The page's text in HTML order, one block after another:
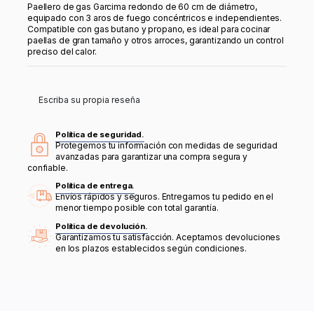
Paellero de gas Garcima redondo de 60 cm de diámetro,
equipado con 3 aros de fuego concéntricos e independientes.
Compatible con gas butano y propano, es ideal para cocinar
paellas de gran tamaño y otros arroces, garantizando un control
preciso del calor.
Escriba su propia reseña
Política de seguridad.
Protegemos tu información con medidas de seguridad
avanzadas para garantizar una compra segura y
confiable.
Política de entrega.
Envíos rápidos y seguros. Entregamos tu pedido en el
menor tiempo posible con total garantía.
Política de devolución.
Garantizamos tu satisfacción. Aceptamos devoluciones
en los plazos establecidos según condiciones.